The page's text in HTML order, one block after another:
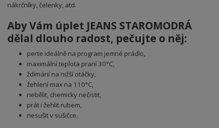
nákrčníky, čelenky, atd.
Aby Vám úplet JEANS STAROMODRÁ
dělal dlouho radost, pečujte o něj:
perte ideálně na program jemné prádlo,
maximální teplota praní 30°C,
ždímání na nižší otáčky,
žehlení max na 110°C,
nebělit, chemicky nečistit,
prát i žehlit rubem,
nesušit v sušičce.